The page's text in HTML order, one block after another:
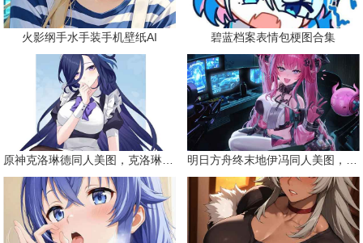
火影纲手水手装手机壁纸AI 碧蓝档案表情包梗图合集